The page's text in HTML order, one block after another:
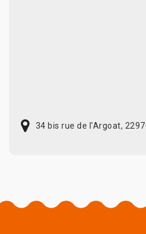
34 bis rue de l'Argoat,